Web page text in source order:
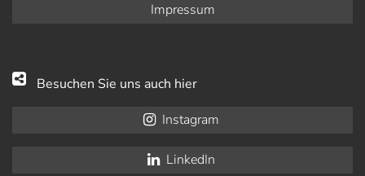
Impressum
Besuchen Sie uns auch hier
Instagram
LinkedIn